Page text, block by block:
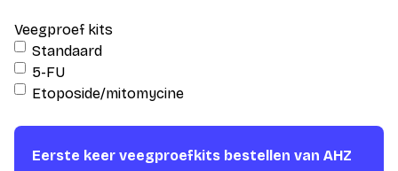
Veegproef kits
Standaard
5-FU
Etoposide/mitomycine
Eerste keer veegproefkits bestellen van AHZ